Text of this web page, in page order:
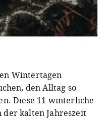
Wintertagen
den Alltag so
Diese 11 winterliche
kalten Jahreszeit